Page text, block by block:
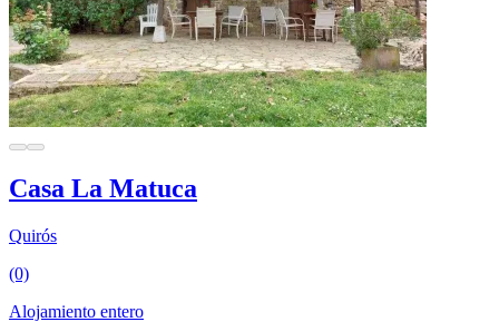
Casa La Matuca
Quirós
(0)
Alojamiento entero